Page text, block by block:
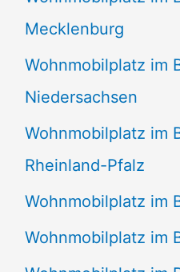
Mecklenburg
Wohnmobilplatz im
Niedersachsen
Wohnmobilplatz im
Rheinland-Pfalz
Wohnmobilplatz im
Wohnmobilplatz im